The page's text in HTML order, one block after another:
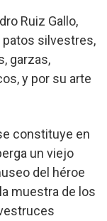
Ruiz Gallo,
patos silvestres,
garzas,
y por su arte
constituye en
un viejo
del héroe
muestra de los